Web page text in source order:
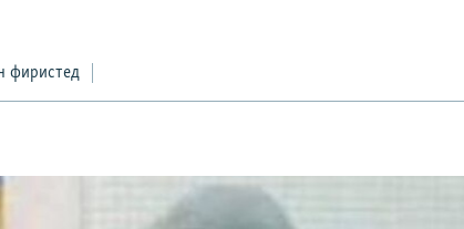
фиристед